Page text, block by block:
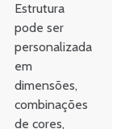
Estrutura
pode ser
personalizada
em
dimensões,
combinações
de cores,